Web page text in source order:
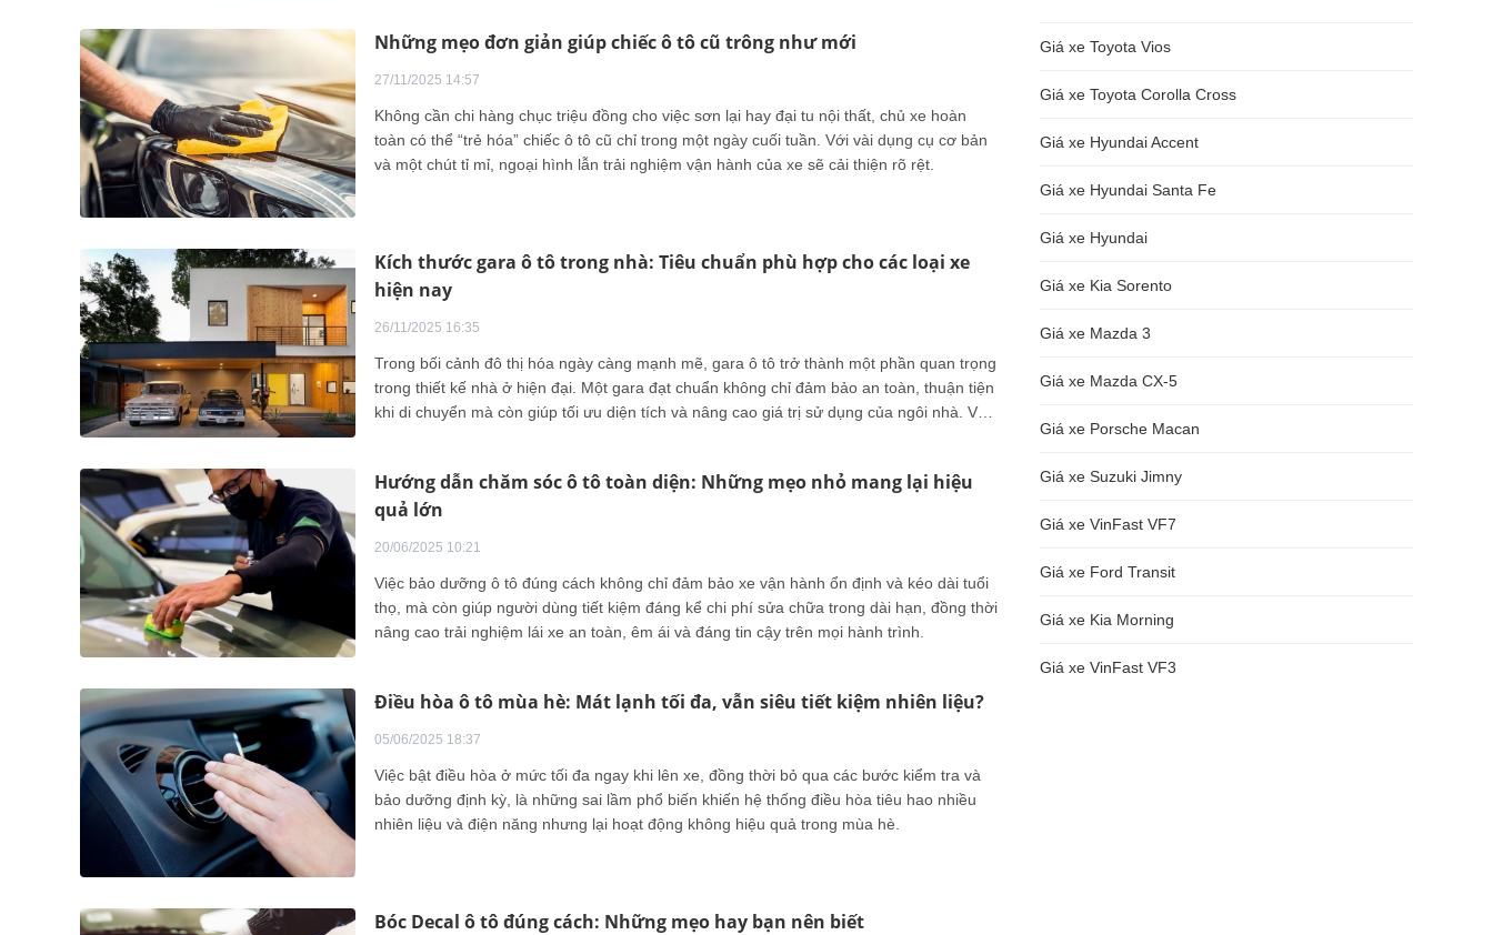
Những mẹo đơn giản giúp chiếc ô tô cũ trông như mới
27/11/2025 14:57
Không cần chi hàng chục triệu đồng cho việc sơn lại hay đại tu nội thất, chủ xe hoàn
toàn có thể “trẻ hóa” chiếc ô tô cũ chỉ trong một ngày cuối tuần. Với vài dụng cụ cơ bản
và một chút tỉ mỉ, ngoại hình lẫn trải nghiệm vận hành của xe sẽ cải thiện rõ rệt.
Kích thước gara ô tô trong nhà: Tiêu chuẩn phù hợp cho các loại xe
hiện nay
26/11/2025 16:35
Trong bối cảnh đô thị hóa ngày càng mạnh mẽ, gara ô tô trở thành một phần quan trọng
trong thiết kế nhà ở hiện đại. Một gara đạt chuẩn không chỉ đảm bảo an toàn, thuận tiện
khi di chuyển mà còn giúp tối ưu diện tích và nâng cao giá trị sử dụng của ngôi nhà. Vậy
Hướng dẫn chăm sóc ô tô toàn diện: Những mẹo nhỏ mang lại hiệu
quả lớn
20/06/2025 10:21
Việc bảo dưỡng ô tô đúng cách không chỉ đảm bảo xe vận hành ổn định và kéo dài tuổi
thọ, mà còn giúp người dùng tiết kiệm đáng kể chi phí sửa chữa trong dài hạn, đồng thời
nâng cao trải nghiệm lái xe an toàn, êm ái và đáng tin cậy trên mọi hành trình.
Điều hòa ô tô mùa hè: Mát lạnh tối đa, vẫn siêu tiết kiệm nhiên liệu?
05/06/2025 18:37
Việc bật điều hòa ở mức tối đa ngay khi lên xe, đồng thời bỏ qua các bước kiểm tra và
bảo dưỡng định kỳ, là những sai lầm phổ biến khiến hệ thống điều hòa tiêu hao nhiều
nhiên liệu và điện năng nhưng lại hoạt động không hiệu quả trong mùa hè.
Bóc Decal ô tô đúng cách: Những mẹo hay bạn nên biết
Giá xe Toyota Vios
Giá xe Toyota Corolla Cross
Giá xe Hyundai Accent
Giá xe Hyundai Santa Fe
Giá xe Hyundai
Giá xe Kia Sorento
Giá xe Mazda 3
Giá xe Mazda CX-5
Giá xe Porsche Macan
Giá xe Suzuki Jimny
Giá xe VinFast VF7
Giá xe Ford Transit
Giá xe Kia Morning
Giá xe VinFast VF3